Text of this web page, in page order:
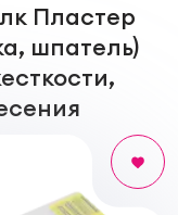
Пластер
шпатель)